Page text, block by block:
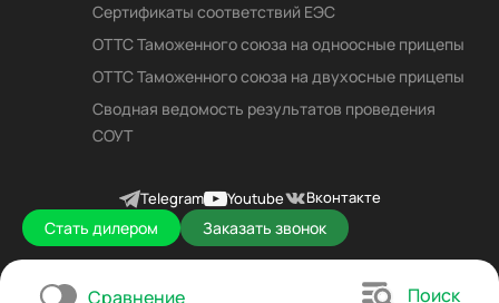
Сертификаты соответствий ЕЭС
ОТТС Таможенного союза на одноосные прицепы
ОТТС Таможенного союза на двухосные прицепы
Сводная ведомость результатов проведения
СОУТ
Telegram Youtube Вконтакте
Стать дилером Заказать звонок
Сравнение Поиск